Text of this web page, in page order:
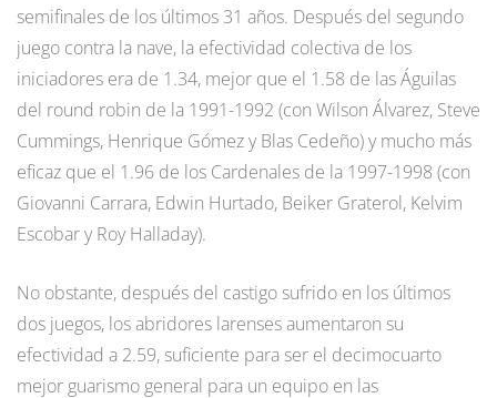
semifinales de los últimos 31 años. Después del segundo
juego contra la nave, la efectividad colectiva de los
iniciadores era de 1.34, mejor que el 1.58 de las Águilas
del round robin de la 1991-1992 (con Wilson Álvarez, Steve
Cummings, Henrique Gómez y Blas Cedeño) y mucho más
eficaz que el 1.96 de los Cardenales de la 1997-1998 (con
Giovanni Carrara, Edwin Hurtado, Beiker Graterol, Kelvim
Escobar y Roy Halladay).
No obstante, después del castigo sufrido en los últimos
dos juegos, los abridores larenses aumentaron su
efectividad a 2.59, suficiente para ser el decimocuarto
mejor guarismo general para un equipo en las